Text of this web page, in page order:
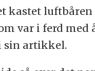
kastet luftbåren
var i ferd med
sin artikkel.